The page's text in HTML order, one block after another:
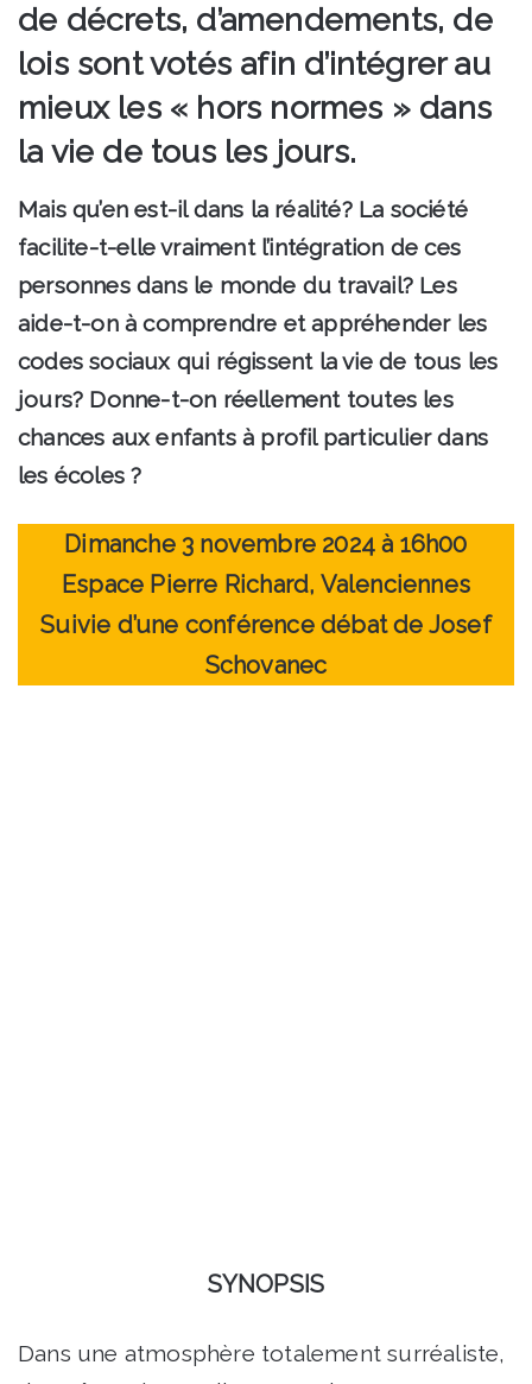
de décrets, d’amendements, de
lois sont votés afin d’intégrer au
mieux les « hors normes » dans
la vie de tous les jours.
Mais qu’en est-il dans la réalité? La société
facilite-t-elle vraiment l’intégration de ces
personnes dans le monde du travail? Les
aide-t-on à comprendre et appréhender les
codes sociaux qui régissent la vie de tous les
jours? Donne-t-on réellement toutes les
chances aux enfants à profil particulier dans
les écoles ?
Dimanche 3 novembre 2024 à 16h00
Espace Pierre Richard, Valenciennes
Suivie d’une conférence débat de Josef
Schovanec
SYNOPSIS
Dans une atmosphère totalement surréaliste,